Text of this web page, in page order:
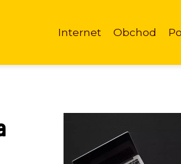
Internet Obchod